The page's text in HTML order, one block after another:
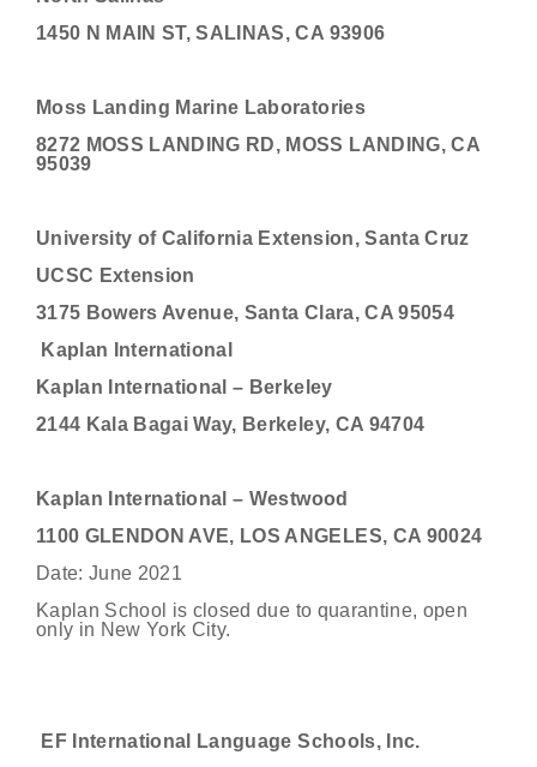
1450 N MAIN ST, SALINAS, CA 93906
Moss Landing Marine Laboratories
8272 MOSS LANDING RD, MOSS LANDING, CA
95039
University of California Extension, Santa Cruz
UCSC Extension
3175 Bowers Avenue, Santa Clara, CA 95054
Kaplan International
Kaplan International – Berkeley
2144 Kala Bagai Way, Berkeley, CA 94704
Kaplan International – Westwood
1100 GLENDON AVE, LOS ANGELES, CA 90024
Date: June 2021
Kaplan School is closed due to quarantine, open
only in New York City.
EF International Language Schools, Inc.